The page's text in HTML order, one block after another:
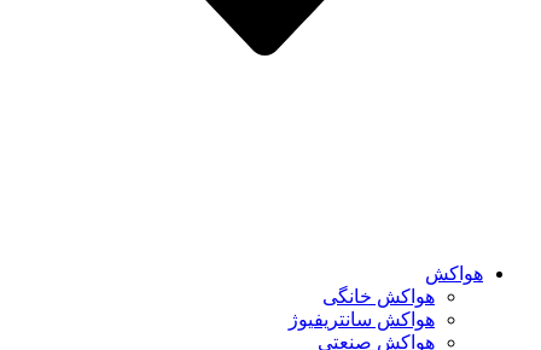
هواکش
هواکش خانگی
هواکش سانتریفیوژ
هواکش صنعتی